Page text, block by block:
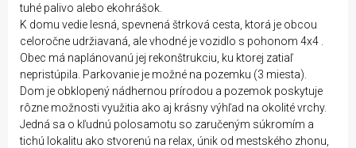
tuhé palivo alebo ekohrášok.
K domu vedie lesná, spevnená štrková cesta, ktorá je obcou
celoročne udržiavaná, ale vhodné je vozidlo s pohonom 4x4 .
Obec má naplánovanú jej rekonštrukciu, ku ktorej zatiaľ
nepristúpila. Parkovanie je možné na pozemku (3 miesta).
Dom je obklopený nádhernou prírodou a pozemok poskytuje
rôzne možnosti využitia ako aj krásny výhľad na okolité vrchy.
Jedná sa o kľudnú polosamotu so zaručeným súkromím a
tichú lokalitu ako stvorenú na relax, únik od mestského zhonu,